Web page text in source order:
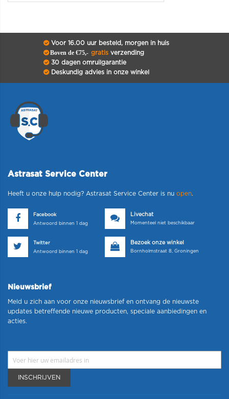
Voor 16.00 uur besteld, morgen in huis
Boven de €75,- gratisverzending
30 dagen omruilgarantie
Deskundig advies in onze winkel
Astrasat Service Center
Heeft u onze hulp nodig? Astrasat Service Center is nu open.
Facebook
Antwoord binnen 1 dag
Livechat
Momenteel niet beschikbaar
Twitter
Antwoord binnen 1 dag
Bezoek onze winkel
Bornholmstraat 8, Groningen
Nieuwsbrief
Meld u zich aan voor onze nieuwsbrief en ontvang de nieuwste
updates betreffende nieuwe producten, speciale aanbiedingen en
acties.
INSCHRIJVEN